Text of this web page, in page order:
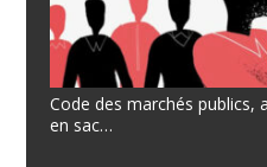
Code des marchés publics,
en sac…